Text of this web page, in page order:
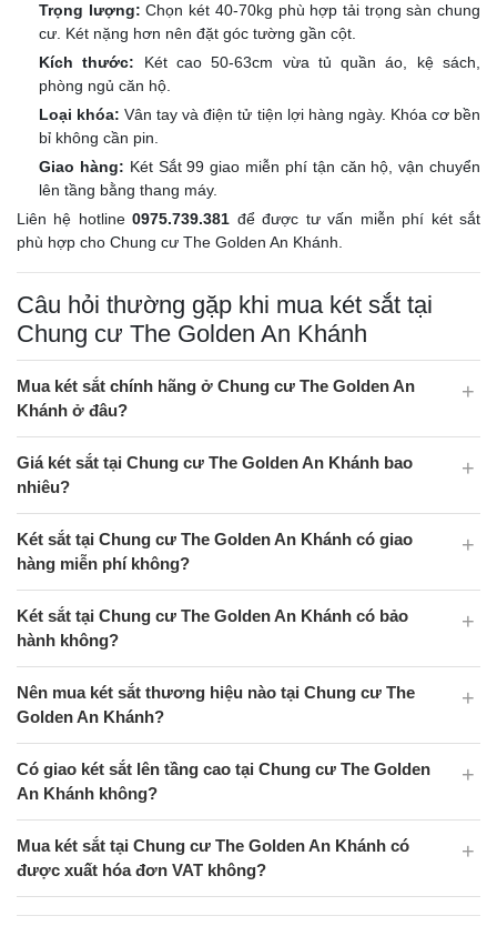
Trọng lượng: Chọn két 40-70kg phù hợp tải trọng sàn chung
cư. Két nặng hơn nên đặt góc tường gần cột.
Kích thước: Két cao 50-63cm vừa tủ quần áo, kệ sách,
phòng ngủ căn hộ.
Loại khóa: Vân tay và điện tử tiện lợi hàng ngày. Khóa cơ bền
bỉ không cần pin.
Giao hàng: Két Sắt 99 giao miễn phí tận căn hộ, vận chuyển
lên tầng bằng thang máy.
Liên hệ hotline0975.739.381 để được tư vấn miễn phí két sắt
phù hợp cho Chung cư The Golden An Khánh.
Câu hỏi thường gặp khi mua két sắt tại
Chung cư The Golden An Khánh
Mua két sắt chính hãng ở Chung cư The Golden An
Khánh ở đâu?
Giá két sắt tại Chung cư The Golden An Khánh bao
nhiêu?
Két sắt tại Chung cư The Golden An Khánh có giao
hàng miễn phí không?
Két sắt tại Chung cư The Golden An Khánh có bảo
hành không?
Nên mua két sắt thương hiệu nào tại Chung cư The
Golden An Khánh?
Có giao két sắt lên tầng cao tại Chung cư The Golden
An Khánh không?
Mua két sắt tại Chung cư The Golden An Khánh có
được xuất hóa đơn VAT không?